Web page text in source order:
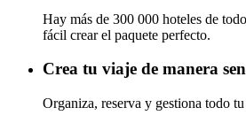
Hay más de 300 000 hoteles de
fácil crear el paquete perfecto.
Crea tu viaje de manera
Organiza, reserva y gestiona todo